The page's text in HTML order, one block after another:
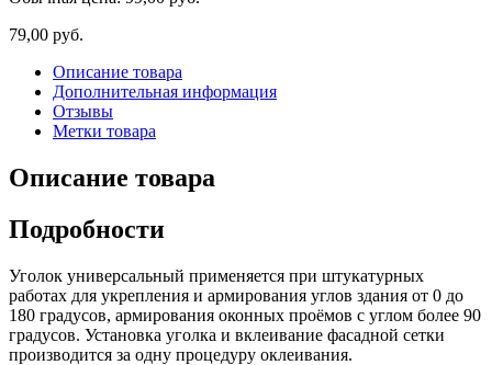
79,00 руб.
Описание товара
Дополнительная информация
Отзывы
Метки товара
Описание товара
Подробности
Уголок универсальный применяется при штукатурных
работах для укрепления и армирования углов здания от 0 до
180 градусов, армирования оконных проёмов с углом более 90
градусов. Установка уголка и вклеивание фасадной сетки
производится за одну процедуру оклеивания.